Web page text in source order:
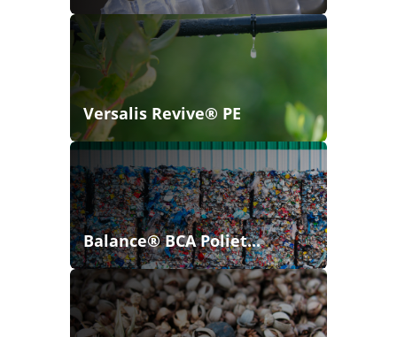
Versalis Revive® PE
Balance® BCA Poliet...